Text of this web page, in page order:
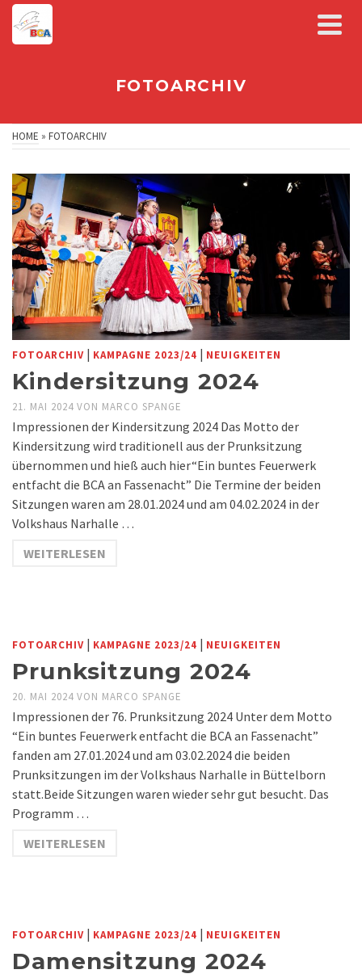
FOTOARCHIV
HOME » FOTOARCHIV
FOTOARCHIV | KAMPAGNE 2023/24 | NEUIGKEITEN
Kindersitzung 2024
21. MAI 2024 VON MARCO SPANGE
Impressionen der Kindersitzung 2024 Das Motto der
Kindersitzung wird traditionell aus der Prunksitzung
übernommen und hieß auch hier“Ein buntes Feuerwerk
entfacht die BCA an Fassenacht” Die Termine der beiden
Sitzungen waren am 28.01.2024 und am 04.02.2024 in der
Volkshaus Narhalle …
WEITERLESEN
FOTOARCHIV | KAMPAGNE 2023/24 | NEUIGKEITEN
Prunksitzung 2024
20. MAI 2024 VON MARCO SPANGE
Impressionen der 76. Prunksitzung 2024 Unter dem Motto
“Ein buntes Feuerwerk entfacht die BCA an Fassenacht”
fanden am 27.01.2024 und am 03.02.2024 die beiden
Prunksitzungen im der Volkshaus Narhalle in Büttelborn
statt.Beide Sitzungen waren wieder sehr gut besucht. Das
Programm …
WEITERLESEN
FOTOARCHIV | KAMPAGNE 2023/24 | NEUIGKEITEN
Damensitzung 2024